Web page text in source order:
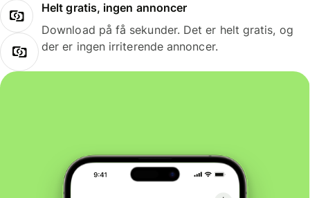
Helt gratis, ingen annoncer
Download på få sekunder. Det er helt gratis, og
der er ingen irriterende annoncer.